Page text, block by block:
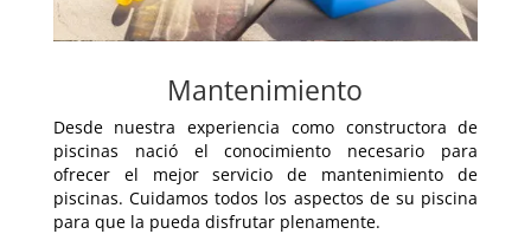
Mantenimiento
Desde nuestra experiencia como constructora de
piscinas nació el conocimiento necesario para
ofrecer el mejor servicio de mantenimiento de
piscinas. Cuidamos todos los aspectos de su piscina
para que la pueda disfrutar plenamente.